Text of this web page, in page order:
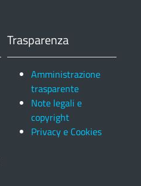
Trasparenza
Amministrazione
trasparente
Note legali e
copyright
Privacy e Cookies